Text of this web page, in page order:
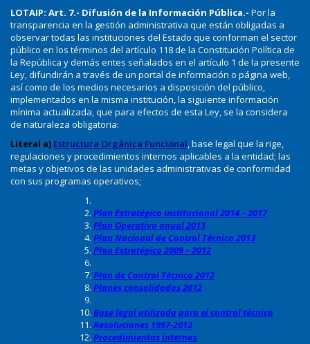
LOTAIP: Art. 7.- Difusión de la Información Pública.- Por la
transparencia en la gestión administrativa que están obligadas a
observar todas las instituciones del Estado que conforman el sector
público en los términos del artículo 118 de la Constitución Política de
la República y demás entes señalados en el artículo 1 de la presente
Ley, difundirán a través de un portal de información o página web,
así como de los medios necesarios a disposición del público,
implementados en la misma institución, la siguiente información
mínima actualizada, que para efectos de esta Ley, se la considera
de naturaleza obligatoria:
Literal a) Estructura Orgánica Funcional, base legal que la rige,
regulaciones y procedimientos internos aplicables a la entidad; las
metas y objetivos de las unidades administrativas de conformidad
con sus programas operativos;
Plan Estratégico institucional 2014 – 2017
Plan Operativo anual 2013
Plan Nacional de Control Técnico 2013
Plan Estratégico 2009 – 2012
Plan de Control Técnico 2012
Planes consolidados 2012
Base legal utilizada para el control técnico
Resoluciones 1997-2012
Procedimientos internos